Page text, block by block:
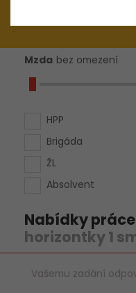
Mzda bez omezení
HPP
Brigáda
ŽL
Absolvent
Nabídky práce
horizontky 1
Vašemu zadání